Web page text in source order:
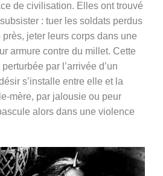
de civilisation. Elles ont trouvé
: tuer les soldats perdus
près, jeter leurs corps dans une
armure contre du millet. Cette
par l’arrivée d’un
s’installe entre elle et la
mère, par jalousie ou peur
alors dans une violence